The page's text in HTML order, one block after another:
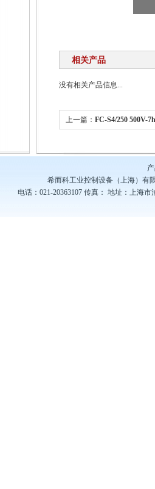
相关产品
没有相关产品信息...
上一篇：FC-S4/250 500V-
希而科工业控制设备（上海）有
电话：021-20363107 传真： 地址：上海市